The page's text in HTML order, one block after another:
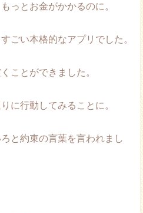
っとお金がかかるのに。
ごい本格的なアプリでした。
ことができました。
に行動してみることに。
と約束の言葉を言われまし